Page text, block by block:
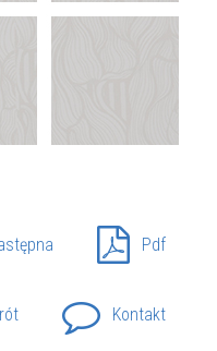
Pdf
Kontakt